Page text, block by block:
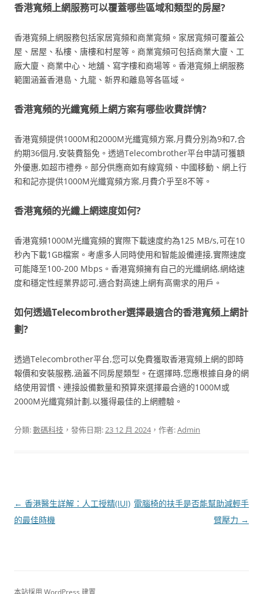
香港寬頻上網服務可以覆蓋哪些區域和類型的房屋?
香港寬頻上網服務包括家居寬頻和商業寬頻。家居寬頻可覆蓋公
屋、居屋、私樓、唐樓和村屋等。商業寬頻可包括商業大廈、工
廠大廈、商業中心、地舖、寫字樓和商場等。香港寬頻上網服務
範圍涵蓋香港島、九龍、新界和離島等各區域。
香港寬頻的光纖寬頻上網方案有哪些收費詳情?
香港寬頻提供1000M和2000M光纖寬頻方案,月費分別為9和7,合
約期36個月,安裝費豁免。透過Telecombrother平台申請可獲額
外優惠,如超市禮券。部分供應商如有線寬頻、中國移動、網上行
和和記亦提供1000M光纖寬頻方案,月費介乎至8不等。
香港寬頻的光纖上網速度如何?
香港寬頻1000M光纖寬頻的實際下載速度約為125 MB/s,可在10
秒內下載1GB檔案。考慮多人同時使用和智能設備連接,實際速度
可能降至100-200 Mbps。香港寬頻擁有自己的光纖網絡,網絡速
度和穩定性經業界認可,適合對高速上網有高需求的用戶。
如何透過Telecombrother選擇最適合的香港寬頻上網計
劃?
透過Telecombrother平台,您可以免費獲取香港寬頻上網的即時
報價和安裝服務,涵蓋不同房屋類型。在選擇時,您應根據自身的網
絡使用習慣、連接設備數量和預算來選擇最合適的1000M或
2000M光纖寬頻計劃,以獲得最佳的上網體驗。
分類:數碼科技 ，發佈日期:23 12 月 2024，作者:Admin
文
章
← 香港醫生詳解：人工授精(IUI)
的最佳時機
電腦椅的扶手是否能幫助減輕手
臂壓力 →
本站採用 WordPress 建置